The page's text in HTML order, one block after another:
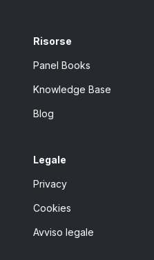
Risorse
Panel Books
Knowledge Base
Blog
Legale
Privacy
Cookies
Avviso legale